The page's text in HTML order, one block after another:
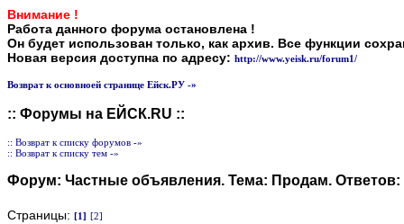
Внимание !
Работа данного форума остановлена !
Он будет использован только, как архив. Все функции
Новая версия доступна по адресу: http://www.yeisk.ru/forum1/
Возврат к основноей странице Ейск.РУ -»
:: Форумы на ЕЙСК.RU ::
:: Возврат к списку форумов -»
:: Возврат к списку тем -»
Форум: Частные объявления. Тема: Продам. Ответов:
Страницы: [1] [2]